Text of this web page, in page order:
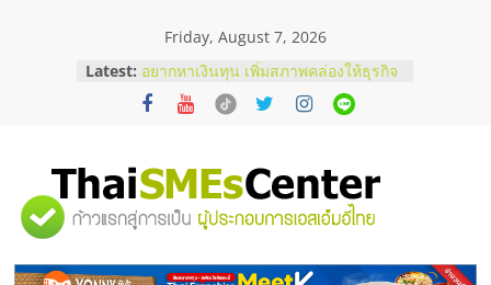
Friday, August 7, 2026
Latest: บริษัท Cybersecurity ในไทยที่ไหนดี?
วิธีเลือกผู้ให้บริการให้คุ้มค่าและตอบ
โจทย์ธุรกิจ
สัมมนาออนไลน์ โอกาสบริหารสถานี
บริการน้ำมัน Shell
สัมมนาลงทุน แฟรนไชส์ยอนนี่
ไชส์ ครั้งที่ 8
"ศูนย์